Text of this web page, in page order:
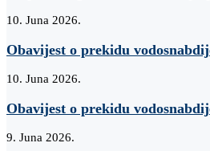
10. Juna 2026.
Obavijest o prekidu
10. Juna 2026.
Obavijest o prekidu
9. Juna 2026.